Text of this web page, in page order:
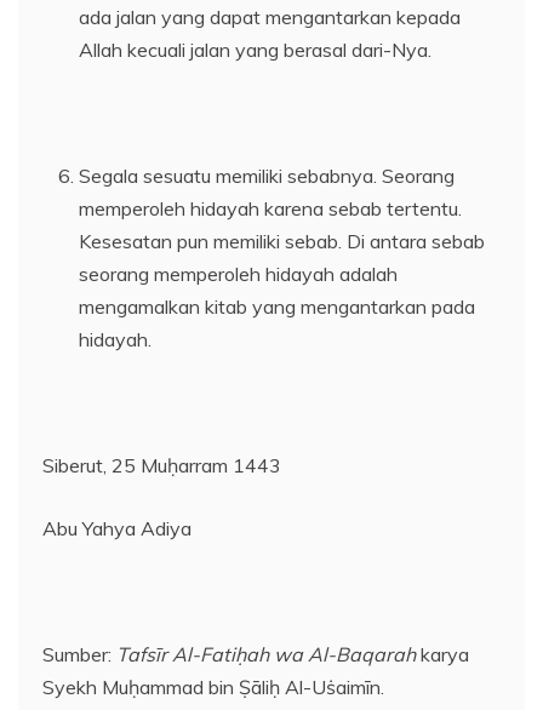
ada jalan yang dapat mengantarkan kepada
Allah kecuali jalan yang berasal dari-Nya.
Segala sesuatu memiliki sebabnya. Seorang
memperoleh hidayah karena sebab tertentu.
Kesesatan pun memiliki sebab. Di antara sebab
seorang memperoleh hidayah adalah
mengamalkan kitab yang mengantarkan pada
hidayah.
Siberut, 25 Muḥarram 1443
Abu Yahya Adiya
Sumber: Tafsīr Al-Fatiḥah wa Al-Baqarahkarya
Syekh Muḥammad bin Ṣāliḥ Al-Uṡaimīn.